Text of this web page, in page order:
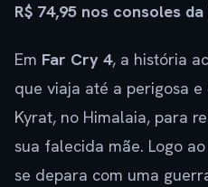
R$ 74,95 nos consoles
Em Far Cry 4, a história
que viaja até a perigosa
Kyrat, no Himalaia, para
sua falecida mãe. Logo
se depara com uma